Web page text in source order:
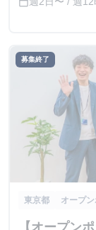
募集終了
東京都 オープ
【オープン